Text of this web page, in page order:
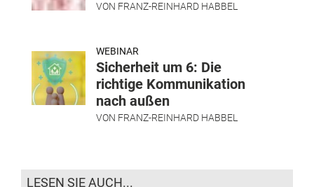
VON FRANZ-REINHARD HABBEL
WEBINAR
Sicherheit um 6: Die
richtige Kommunikation
nach außen
VON FRANZ-REINHARD HABBEL
LESEN SIE AUCH...